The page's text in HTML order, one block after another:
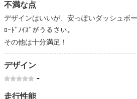
不満な点
デザインはいいが、安っぽいダッシュボー
ﾛｰﾄﾞﾉｲｽﾞがうるさい。
その他は十分満足！
デザイン
-
走行性能